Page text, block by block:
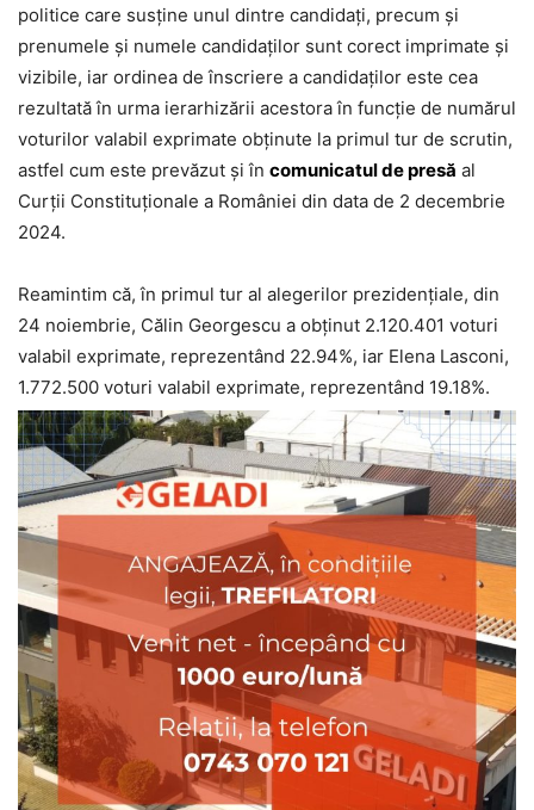
politice care susţine unul dintre candidaţi, precum şi
prenumele şi numele candidaţilor sunt corect imprimate şi
vizibile, iar ordinea de înscriere a candidaţilor este cea
rezultată în urma ierarhizării acestora în funcţie de numărul
voturilor valabil exprimate obţinute la primul tur de scrutin,
astfel cum este prevăzut şi în comunicatul de presă al
Curţii Constituţionale a României din data de 2 decembrie
2024.
Reamintim că, în primul tur al alegerilor prezidențiale, din
24 noiembrie, Călin Georgescu a obţinut 2.120.401 voturi
valabil exprimate, reprezentând 22.94%, iar Elena Lasconi,
1.772.500 voturi valabil exprimate, reprezentând 19.18%.